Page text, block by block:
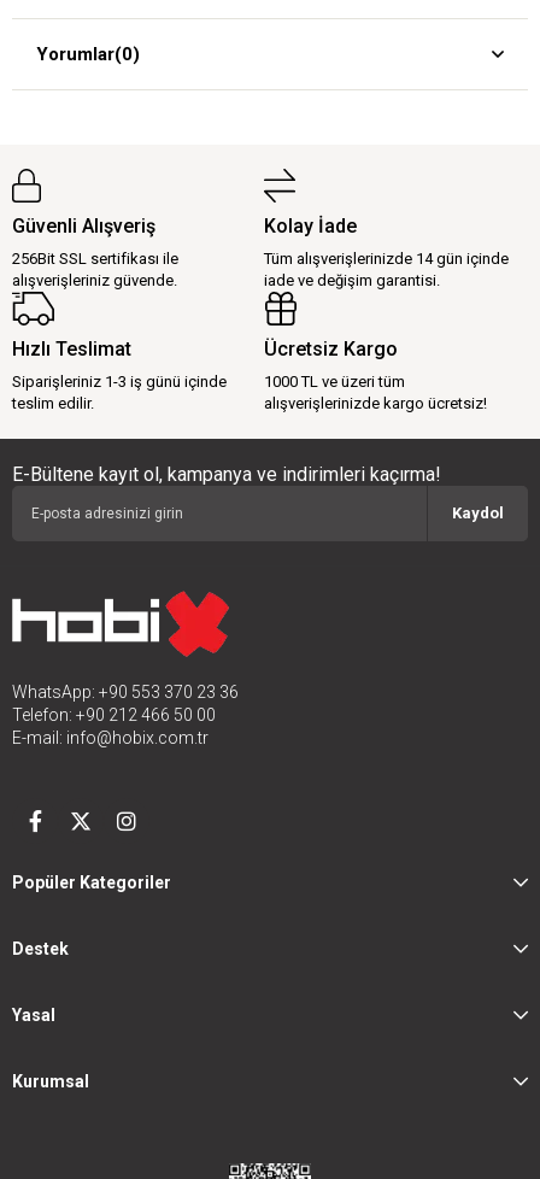
Yorumlar(0)
Güvenli Alışveriş
256Bit SSL sertifikası ile
alışverişleriniz güvende.
Kolay İade
Tüm alışverişlerinizde 14 gün içinde
iade ve değişim garantisi.
Hızlı Teslimat
Siparişleriniz 1-3 iş günü içinde
teslim edilir.
Ücretsiz Kargo
1000 TL ve üzeri tüm
alışverişlerinizde kargo ücretsiz!
E-Bültene kayıt ol, kampanya ve indirimleri kaçırma!
Kaydol
WhatsApp: +90 553 370 23 36
Telefon: +90 212 466 50 00
E-mail: info@hobix.com.tr
Popüler Kategoriler
Destek
Yasal
Kurumsal